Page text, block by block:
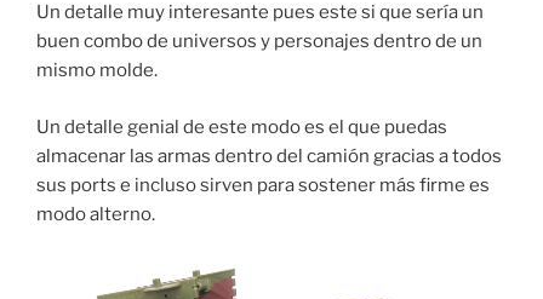
Un detalle muy interesante pues este si que sería un
buen combo de universos y personajes dentro de un
mismo molde.
Un detalle genial de este modo es el que puedas
almacenar las armas dentro del camión gracias a todos
sus ports e incluso sirven para sostener más firme es
modo alterno.